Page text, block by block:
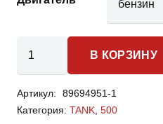
товара
500
-
В КОРЗИНУ
Артикул:
89694951-1
Категория: TANK 500